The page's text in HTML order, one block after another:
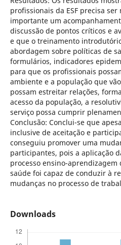
profissionais da ESF precisa
importante um
discussão de pontos críticos e
e que o treinamento
abordagem sobre políticas de
formulários, indicadores
para que os profissionais
ambiente e a população que
possam estreitar relações,
acesso da população, a
serviço possa cumprir
Conclusão: Conclui-se que
inclusive de aceitação e
conseguiu promover uma
participantes, pois a aplicação
processo ensino-aprendizagem
saúde foi capaz de conduzir à
mudanças no processo de
Downloads